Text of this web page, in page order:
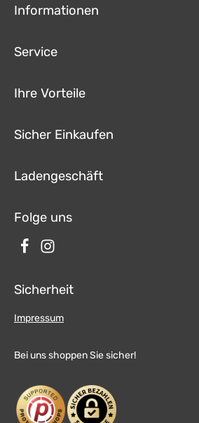
Informationen
Service
Ihre Vorteile
Sicher Einkaufen
Ladengeschäft
Folge uns
Sicherheit
Impressum
Bei uns shoppen Sie sicher!